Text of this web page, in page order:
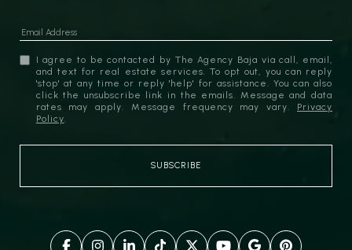
I agree to be contacted by The Agency Baja via call, email,
and text for real estate services. To opt out, you can reply
'stop' at any time or reply 'help' for assistance. You can also
click the unsubscribe link in the emails. Message and data
rates may apply. Message frequency may vary. Privacy
Policy